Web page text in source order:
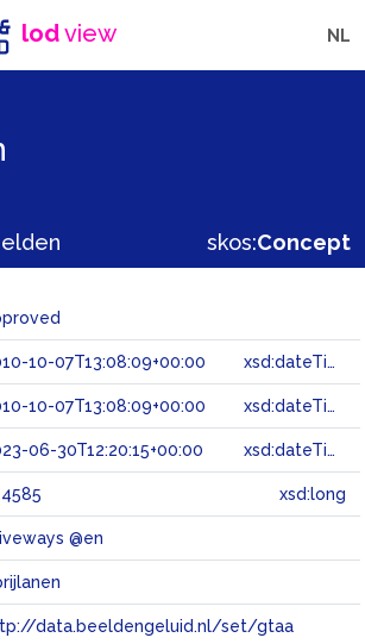
lodview NL
skos:Concept
10-07T13:08:09+00:00 xsd:dateTime
10-07T13:08:09+00:00 xsd:dateTime
06-30T12:20:15+00:00 xsd:dateTime
xsd:long
@en
data.beeldengeluid.nl/set/gtaa